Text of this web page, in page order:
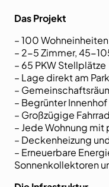
Das Projekt
– 100 Wohneinheiten
– 2-5 Zimmer, 45-
– 65 PKW Stellplätze
– Lage direkt am Park
–
– Begrünter
– Großzügige
– Jede Wohnung mit
– Deckenheizung
– Erneuerbare
Sonnenkollektoren